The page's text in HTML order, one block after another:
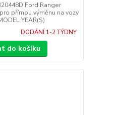
Ford Ranger
přímou výměnu na vozy
YEAR(S)
DODÁNÍ 1-2 TÝDNY
do košíku